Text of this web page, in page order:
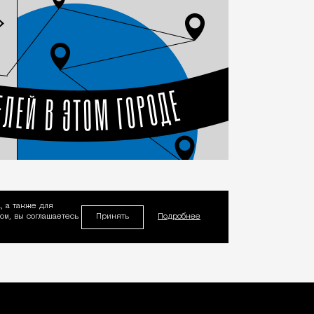
а также для
вы соглашаетесь
Принять Подробнее